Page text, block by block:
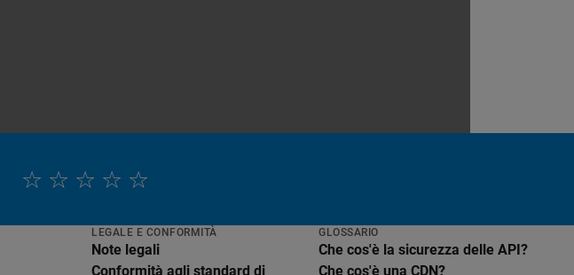
LEGALE E CONFORMITÀ
Note legali
Conformità agli standard di
GLOSSARIO
Che cos'è la sicurezza delle API?
Che cos'è una CDN?